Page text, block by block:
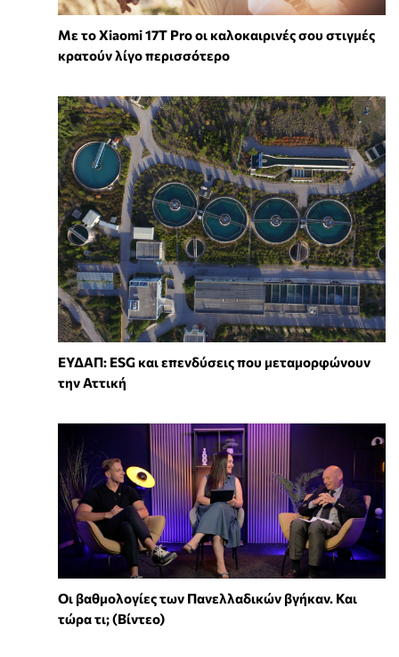
Με το Xiaomi 17T Pro οι καλοκαιρινές σου στιγμές
κρατούν λίγο περισσότερο
ΕΥΔΑΠ: ESG και επενδύσεις που μεταμορφώνουν
την Αττική
Οι βαθμολογίες των Πανελλαδικών βγήκαν. Και
τώρα τι; (Βίντεο)